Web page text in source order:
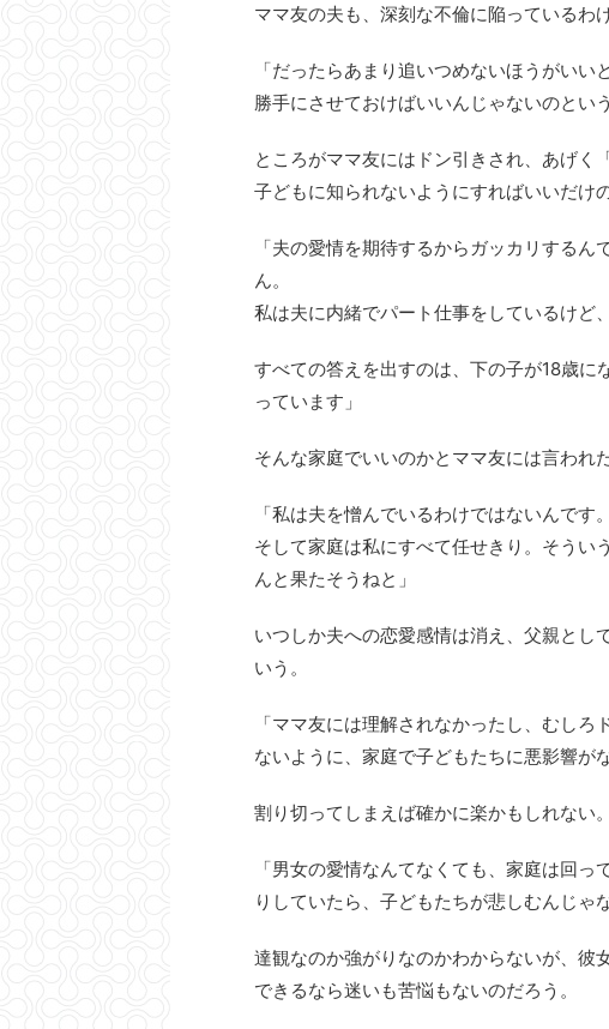
ママ友の夫も、深刻な不倫に陥っているわ
「だったらあまり追いつめないほうがい
勝手にさせておけばいいんじゃないのとい
ところがママ友にはドン引きされ、あげく
子どもに知られないようにすればいいだけ
「夫の愛情を期待するからガッカリする
ん。
私は夫に内緒でパート仕事をしているけど
すべての答えを出すのは、下の子が18歳に
っています」
そんな家庭でいいのかとママ友には言われ
「私は夫を憎んでいるわけではないんで
そして家庭は私にすべて任せきり。そうい
んと果たそうねと」
いつしか夫への恋愛感情は消え、父親とし
いう。
「ママ友には理解されなかったし、むし
ないように、家庭で子どもたちに悪影響が
割り切ってしまえば確かに楽かもしれない
「男女の愛情なんてなくても、家庭は回
りしていたら、子どもたちが悲しむんじゃ
達観なのか強がりなのかわからないが、彼
できるなら迷いも苦悩もないのだろう。